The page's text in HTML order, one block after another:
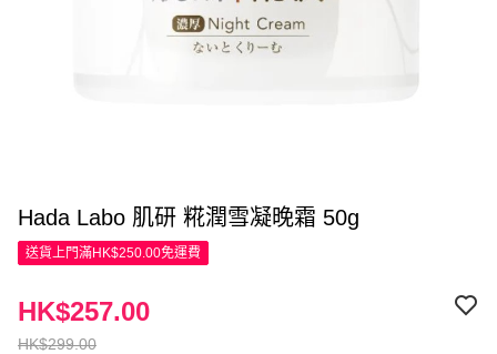
Hada Labo 肌研 糀潤雪凝晚霜 50g
送貨上門滿HK$250.00免運費
HK$299.00
HK$257.00